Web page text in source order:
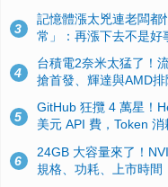
3
記憶體漲太兇連老闆都
常」：再漲下去不是好
4
台積電2奈米太猛了！
搶首發、輝達與AMD
5
GitHub 狂攬 4 萬星！
美元 API 費，Token
6
24GB 大容量來了！
規格、功耗、上市時間